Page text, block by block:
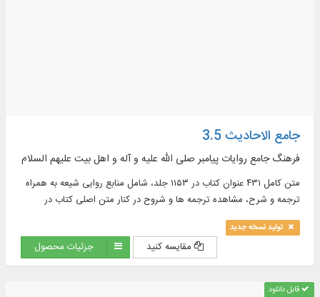
جامع الاحادیث 3.5
فرهنگ جامع روایات پیامبر صلی الله علیه و آله و اهل بیت علیهم السلام
متن کامل ۴۳۱ عنوان کتاب در ۱۱۵۳ جلد، شامل منابع روایی شیعه به همراه
ترجمه و شرح، مشاهده ترجمه ها و شروح در کنار متن اصلی کتاب در
موضوعات : اخلاق، ادعیه، تاریخ، تفسیر و ...
تولید نسخه جدید
مقایسه کنید جزئیات محصول
قابل دانلود